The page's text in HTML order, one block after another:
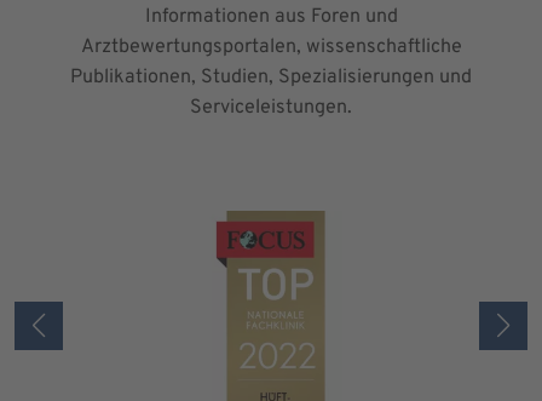
Informationen aus Foren und
Arztbewertungsportalen, wissenschaftliche
Publikationen, Studien, Spezialisierungen und
Serviceleistungen.